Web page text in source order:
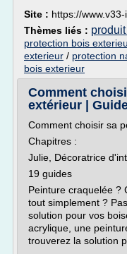
Site : https://
Thèmes liés :
protection bois
exterieur / protection
bois exterieur
Comment
extérieur |
Comment choisir sa
Chapitres :
Julie, Décoratrice
19 guides
Peinture craquelée ?
tout simplement ?
solution pour vos
acrylique, une
trouverez la solution